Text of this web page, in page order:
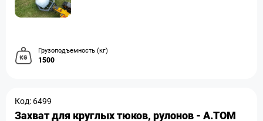
Грузоподъемность (кг)
1500
Код: 6499
Захват для круглых тюков, рулонов - А.ТОМ